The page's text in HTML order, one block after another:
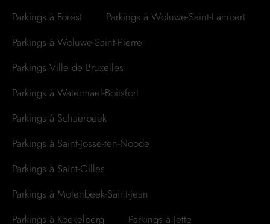
Parkings à Forest
Parkings à Woluwe-Saint-Lambert
Parkings à Woluwe-Saint-Pierre
Parkings Ville de Bruxelles
Parkings à Watermael-Boitsfort
Parkings à Schaerbeek
Parkings à Saint-Josse-ten-Noode
Parkings à Saint-Gilles
Parkings à Molenbeek-Saint-Jean
Parkings à Koekelberg
Parkings à Jette